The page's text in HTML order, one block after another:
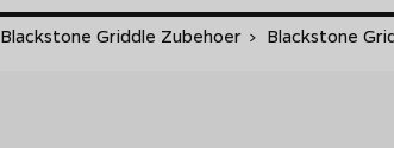
Blackstone Griddle Zubehoer > Blackstone